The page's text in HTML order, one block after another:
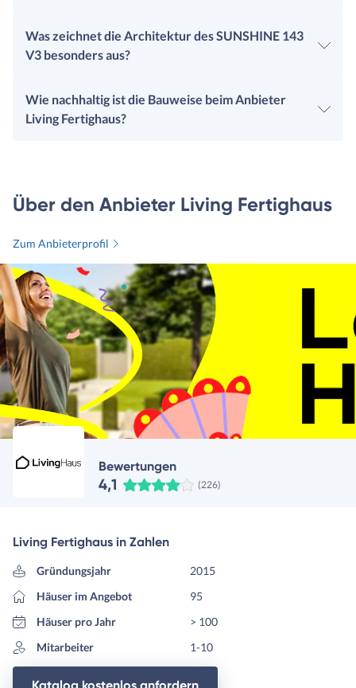
Was zeichnet die Architektur des SUNSHINE 143
V3 besonders aus?
Wie nachhaltig ist die Bauweise beim Anbieter
Living Fertighaus?
Über den Anbieter Living Fertighaus
Zum Anbieterprofil
Bewertungen
4,1 (226)
Living Fertighaus in Zahlen
Gründungsjahr
2015
Häuser im Angebot
95
Häuser pro Jahr
> 100
Mitarbeiter
1-10